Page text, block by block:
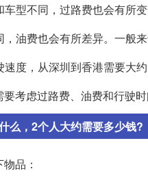
型不同，过路费也会有所
油费也会有所差异。一般
度，从深圳到香港需要大约
考虑过路费、油费和行驶时
么，2个人大约需要多少钱?
品：